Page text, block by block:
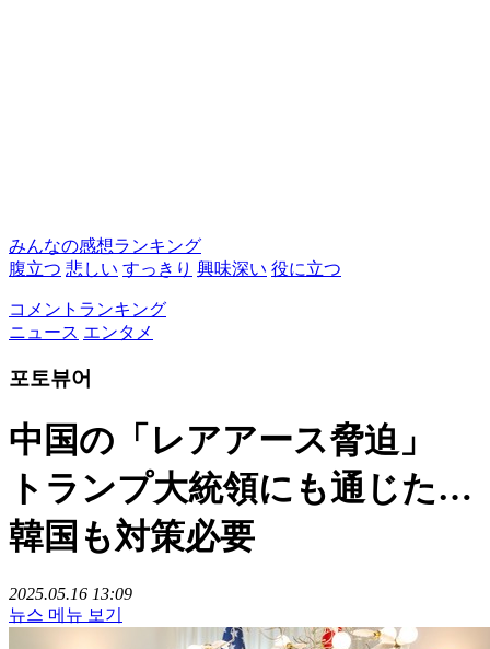
みんなの感想ランキング
腹立つ 悲しい すっきり 興味深い 役に立つ
コメントランキング
ニュース エンタメ
포토뷰어
中国の「レアアース脅迫」
トランプ大統領にも通じた…
韓国も対策必要
2025.05.16 13:09
뉴스 메뉴 보기